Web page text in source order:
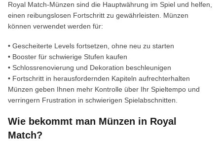
Royal Match-Münzen sind die Hauptwährung im Spiel und helfen,
einen reibungslosen Fortschritt zu gewährleisten. Münzen
können verwendet werden für:
• Gescheiterte Levels fortsetzen, ohne neu zu starten
• Booster für schwierige Stufen kaufen
• Schlossrenovierung und Dekoration beschleunigen
• Fortschritt in herausfordernden Kapiteln aufrechterhalten
Münzen geben Ihnen mehr Kontrolle über Ihr Spieltempo und
verringern Frustration in schwierigen Spielabschnitten.
Wie bekommt man Münzen in Royal
Match?